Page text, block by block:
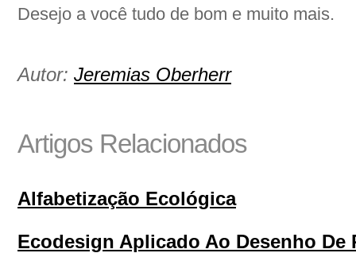
Desejo a você tudo de bom e muito mais.
Autor: Jeremias Oberherr
Artigos Relacionados
Alfabetização Ecológica
Ecodesign Aplicado Ao Desenho De